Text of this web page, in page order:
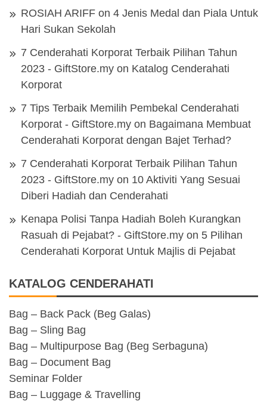
ROSIAH ARIFF on 4 Jenis Medal dan Piala Untuk
Hari Sukan Sekolah
7 Cenderahati Korporat Terbaik Pilihan Tahun
2023 - GiftStore.my on Katalog Cenderahati
Korporat
7 Tips Terbaik Memilih Pembekal Cenderahati
Korporat - GiftStore.my on Bagaimana Membuat
Cenderahati Korporat dengan Bajet Terhad?
7 Cenderahati Korporat Terbaik Pilihan Tahun
2023 - GiftStore.my on 10 Aktiviti Yang Sesuai
Diberi Hadiah dan Cenderahati
Kenapa Polisi Tanpa Hadiah Boleh Kurangkan
Rasuah di Pejabat? - GiftStore.my on 5 Pilihan
Cenderahati Korporat Untuk Majlis di Pejabat
KATALOG CENDERAHATI
Bag – Back Pack (Beg Galas)
Bag – Sling Bag
Bag – Multipurpose Bag (Beg Serbaguna)
Bag – Document Bag
Seminar Folder
Bag – Luggage & Travelling